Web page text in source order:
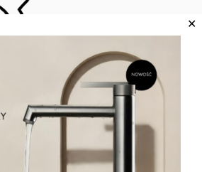
wykończeniu – technologia PVD
✕